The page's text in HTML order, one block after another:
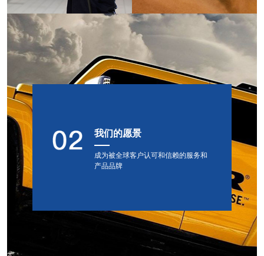
我们的愿景
成为被全球客户认可和信赖的服务和
产品品牌